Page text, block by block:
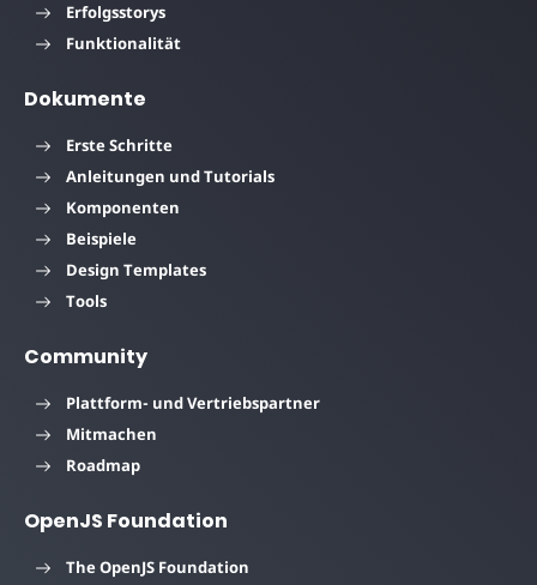
Erfolgsstorys
Funktionalität
Dokumente
Erste Schritte
Anleitungen und Tutorials
Komponenten
Beispiele
Design Templates
Tools
Community
Plattform- und Vertriebspartner
Mitmachen
Roadmap
OpenJS Foundation
The OpenJS Foundation